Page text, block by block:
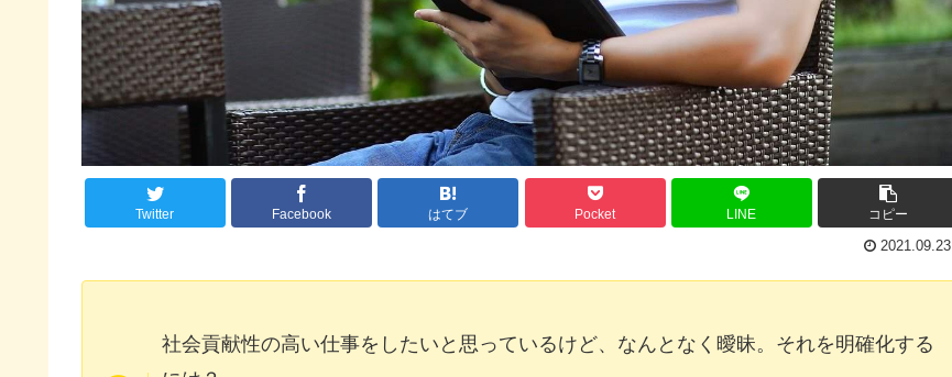
Twitter Facebook はてブ Pocket LINE コピー
2021.09.23
社会貢献性の高い仕事をしたいと思っているけど、なんとなく曖昧。それを明確化する